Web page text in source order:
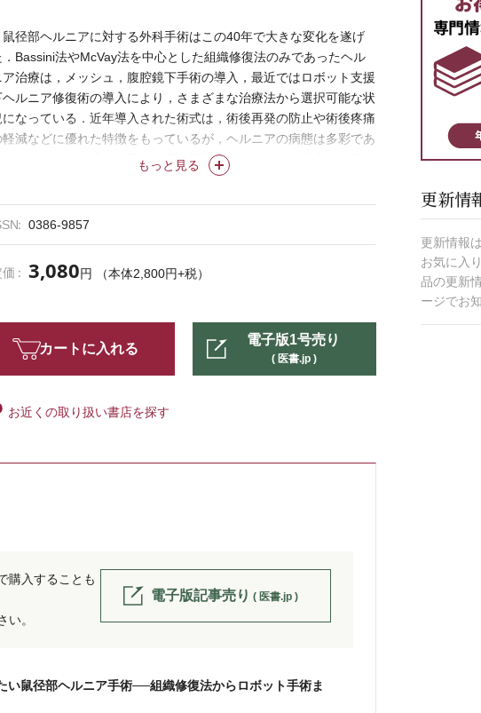
もっと見る
径部ヘルニアに対する外科手術はこの40年で大きな変化を遂げ
．Bassini法やMcVay法を中心とした組織修復法のみであったヘル
ア治療は，メッシュ，腹腔鏡下手術の導入，最近ではロボット支援
ヘルニア修復術の導入により，さまざまな治療法から選択可能な状
になっている．近年導入された術式は，術後再発の防止や術後疼痛
軽減などに優れた特徴をもっているが，ヘルニアの病態は多彩であ
，それぞれの術式の特長や短所を認識しておかないと患者の病態に
じた適切な術式選択は困難である．標準術式として選択されること
資源の状況により依然として重要な選択肢であり，腹腔鏡下手術や
多く，それまで積み重ねられてきた伝統的な手技に対する関心は薄
開法を症例数で上回る現在，組織修復法に限らず鼠径部切開法すら
験したことがないという外科医が散見されるようになっている．昭
時代に外科の扉をたたいた者としては，令和時代の外科医に，最新
ぞれの術式の特性を理解し治療に当たっていただきたいと切望す
限知っておきたい術式について，組織修復法からロボット支援下手
ァイルは予告なしに変更・修正，または配信を停止する場合もございます。
0386-9857
3,080円 （本体2,800円+税）
カートに入れる
電子版1号売り
( 医書.jp )
お近くの取り扱い書店を探す
購入することも
。
電子版記事売り ( 医書.jp )
鼠径部ヘルニア手術──組織修復法からロボット手術ま
更新情
更新情報
お気に入
品の更新
ージでお